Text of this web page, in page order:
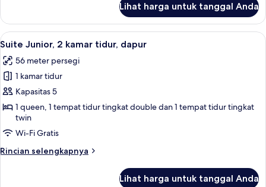
FAMILY
TWO
BEDROOM
Lihat harga untuk tanggal Anda
Lihat
semua
foto
untuk
Suite
Junior,
kamar
tidur,
Suite Junior, 2 kamar tidur, dapur |
7
Suite Junior, 2 kamar tidur, dapur
56 meter persegi
1 kamar tidur
Kapasitas 5
1 queen, 1 tempat tidur tingkat double dan 1 tempat tidur tingkat
twin
Wi-Fi Gratis
Rincian selengkapnya
Rincian
Lihat harga untuk tanggal Anda